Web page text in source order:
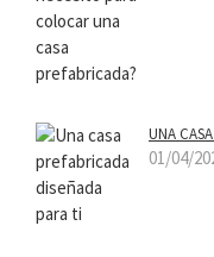
UNA
01/04/